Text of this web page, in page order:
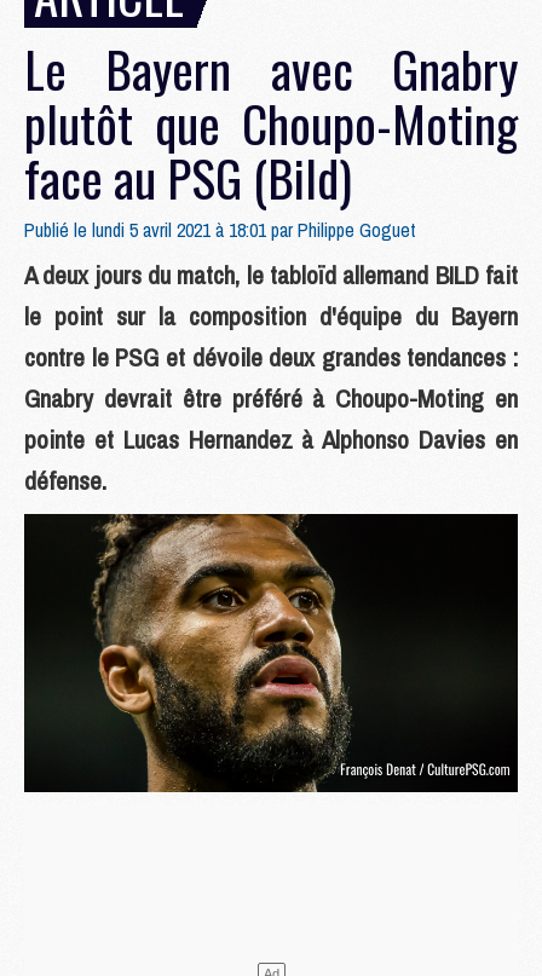
Le Bayern avec Gnabry
plutôt que Choupo-Moting
face au PSG (Bild)
Publié le lundi 5 avril 2021 à 18:01 parPhilippe Goguet
A deux jours du match, le tabloïd allemand BILD fait
le point sur la composition d'équipe du Bayern
contre le PSG et dévoile deux grandes tendances :
Gnabry devrait être préféré à Choupo-Moting en
pointe et Lucas Hernandez à Alphonso Davies en
défense.